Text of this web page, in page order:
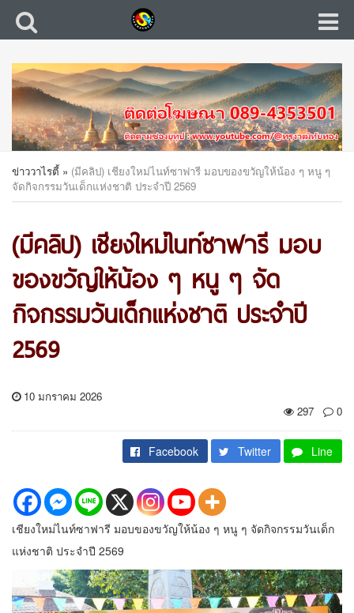
ข่าววาไรตี้ » (มีคลิป) เชียงใหม่ไนท์ซาฟารี มอบของขวัญให้น้อง ๆ หนู ๆ
จัดกิจกรรมวันเด็กแห่งชาติ ประจำปี 2569
(มีคลิป) เชียงใหม่ไนท์ซาฟารี มอบ
ของขวัญให้น้อง ๆ หนู ๆ จัด
กิจกรรมวันเด็กแห่งชาติ ประจำปี
2569
10 มกราคม 2026
297
0
Facebook Twitter Line
เชียงใหม่ไนท์ซาฟารี มอบของขวัญให้น้อง ๆ หนู ๆ จัดกิจกรรมวันเด็ก
แห่งชาติ ประจำปี 2569